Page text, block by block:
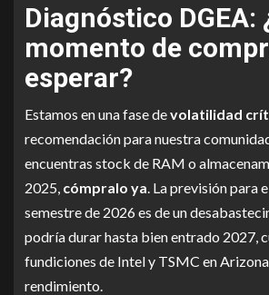
Diagnóstico DGEA:
momento de
esperar?
Estamos en una fase devolatilidad
recomendación para nuestra
encuentras stock de RAM o
2025, cómpralo ya. La previsión para
semestre de 2026 es de un
podría durar hasta bien entrado 2027,
fundiciones de Intel y TSMC en
rendimiento.